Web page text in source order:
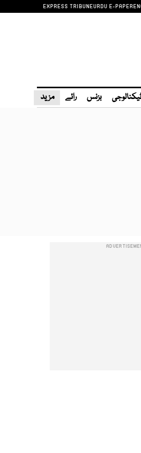
EXPRESS TRIBUNEURDU E-PAPER
بزنس رائے مزید